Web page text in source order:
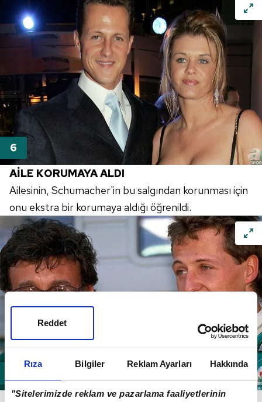
Rıza Bilgiler Reklam Ayarları Hakkında
"Sitelerimizde reklam ve pazarlama faaliyetlerinin
Reddet
AİLE KORUMAYA ALDI
Ailesinin, Schumacher'in bu salgından korunması için
onu ekstra bir korumaya aldığı öğrenildi.
ONU PİSTLERE SOKAN KİŞİDEN ŞOK SÖZLER